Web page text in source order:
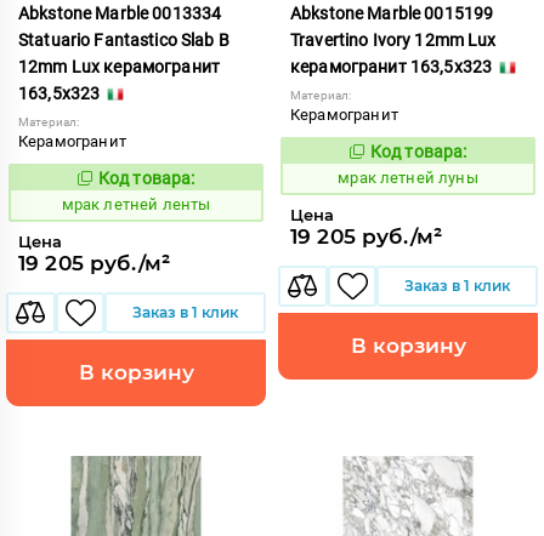
Abkstone Marble 0013334
Statuario Fantastico Slab B
12mm Lux керамогранит
163,5x323
Материал:
Керамогранит
1052793
Код товара:
мрак летней ленты
Цена
19 205 руб./м²
Заказ в 1 клик
В корзину
Abkstone Marble 0015199
Travertino Ivory 12mm Lux
керамогранит 163,5x323
Материал:
Керамогранит
1052795
Код товара:
мрак летней луны
Цена
19 205 руб./м²
Заказ в 1 клик
В корзину